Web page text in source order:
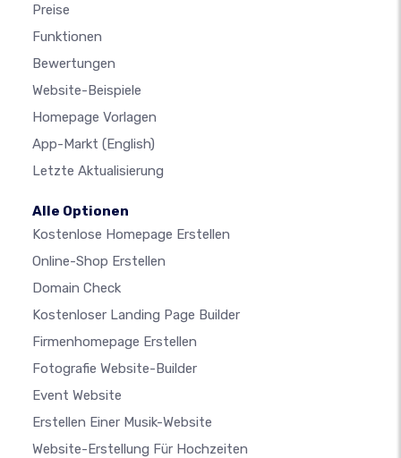
Preise
Funktionen
Bewertungen
Website-Beispiele
Homepage Vorlagen
App-Markt (English)
Letzte Aktualisierung
Alle Optionen
Kostenlose Homepage Erstellen
Online-Shop Erstellen
Domain Check
Kostenloser Landing Page Builder
Firmenhomepage Erstellen
Fotografie Website-Builder
Event Website
Erstellen Einer Musik-Website
Website-Erstellung Für Hochzeiten